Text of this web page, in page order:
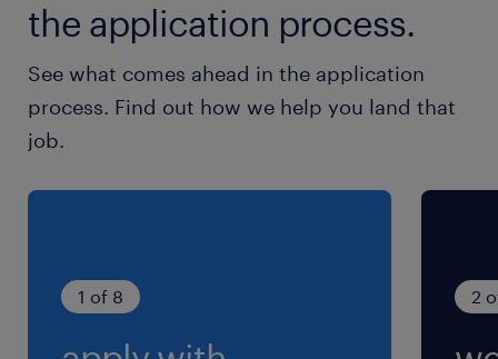
週休2日
就業時間
8:30-16:30（実働7時間00分・休憩60分）
可能性あり
the application process.
See what comes ahead in the application
process. Find out how we help you land that
job.
1 of 8 2